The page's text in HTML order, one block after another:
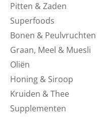
Pitten & Zaden
Superfoods
Bonen & Peulvruchten
Graan, Meel & Muesli
Oliën
Honing & Siroop
Kruiden & Thee
Supplementen